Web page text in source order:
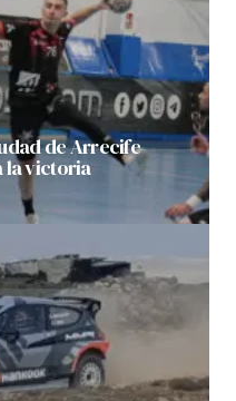
de Arrecife
la victoria